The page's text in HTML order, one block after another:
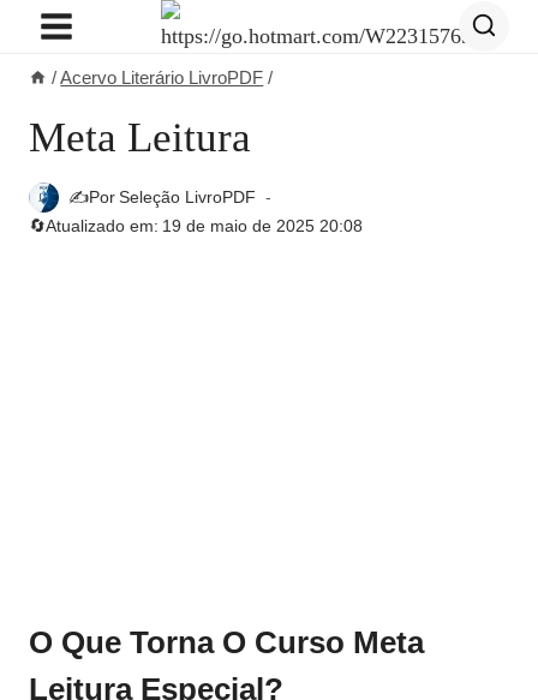
Pular
/Acervo Literário LivroPDF /
Meta Leitura
✍️PorSeleção LivroPDF
🔄Atualizado em: 19 de maio de 2025 20:08
O Que Torna O Curso Meta
Leitura Especial?